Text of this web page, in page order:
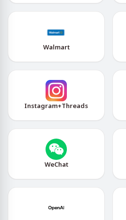
Walmart
Instagram+Threads
WeChat